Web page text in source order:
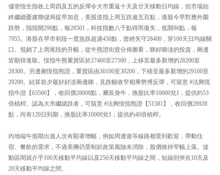
儘管恆生指收上周四及五的反彈令大市重返十天及廿天移動日均線，但市場始
終繼續憂慮聯儲局提早加息，美股道指上周五跌逾五百點，港股今早對應外圍
跌勢，指指開299點，報28501，科技指數八千點得而復失，低開86點，報
7955。港股在早市初段一度急跌超過450點，曾經失守28400，穿100天日均線關
口。抵銷了上周尾段的升幅，從牛熊證街貨分佈圖看，睇好睇淡的投資，兩邊
皆顯得進取。恆指牛熊重貨區於27400至27500，上移至最多新增的28200至
28300。另邊廂恆指熊證，重貨區由30100至30200，下移至最多新增的29100至
29200。結算前夕最好好淡兩邊睇，見跌幅收窄相乘勢博反彈，可留意 #法興恆
指牛證【63560】，收回價28008點，屬長身牛，換股比率10000兌1，提供約53
倍槓桿。認為大市繼續跌者，可留意 #法興恆指熊證【51581】，收回價28928
點，尚有129日到期，換股比率10000兌1，提供約40倍槓桿。
內地端午假期出遊人次有顯著增幅，例如周邊遊等線路都受到歡迎，帶動住
宿、餐飲的需求，不過美團仍受制於政策風險未消除，股價維持窄幅上落。波
動區間就介乎100天移動平均線以及250天移動平均線之間，短線則夾在10天及
20天移動平均線之間。